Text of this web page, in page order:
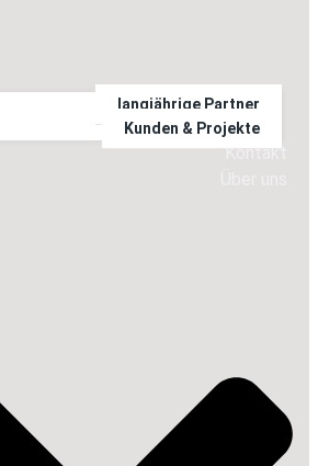
langjährige Partner
Kunden & Projekte
Kontakt